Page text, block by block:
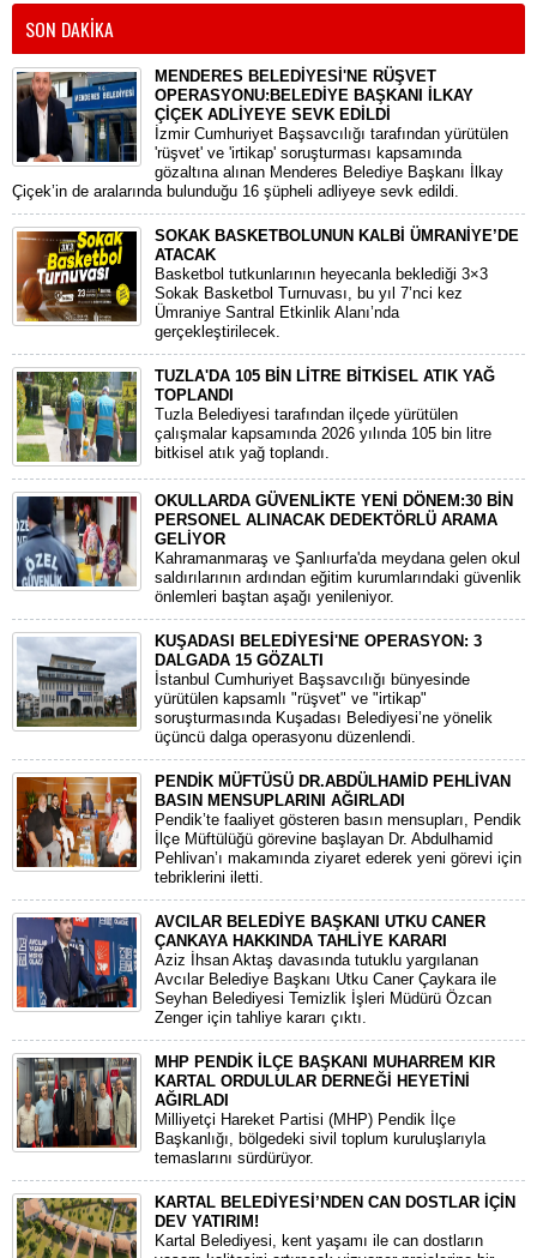
SON DAKİKA
MENDERES BELEDİYESİ'NE RÜŞVET
OPERASYONU:BELEDİYE BAŞKANI İLKAY
ÇİÇEK ADLİYEYE SEVK EDİLDİ
​İzmir Cumhuriyet Başsavcılığı tarafından yürütülen
'rüşvet' ve 'irtikap' soruşturması kapsamında
gözaltına alınan Menderes Belediye Başkanı İlkay
Çiçek’in de aralarında bulunduğu 16 şüpheli adliyeye sevk edildi.
SOKAK BASKETBOLUNUN KALBİ ÜMRANİYE’DE
ATACAK
Basketbol tutkunlarının heyecanla beklediği 3×3
Sokak Basketbol Turnuvası, bu yıl 7’nci kez
Ümraniye Santral Etkinlik Alanı’nda
gerçekleştirilecek.
TUZLA'DA 105 BİN LİTRE BİTKİSEL ATIK YAĞ
TOPLANDI
Tuzla Belediyesi tarafından ilçede yürütülen
çalışmalar kapsamında 2026 yılında 105 bin litre
bitkisel atık yağ toplandı.
OKULLARDA GÜVENLİKTE YENİ DÖNEM:30 BİN
PERSONEL ALINACAK DEDEKTÖRLÜ ARAMA
GELİYOR
​Kahramanmaraş ve Şanlıurfa'da meydana gelen okul
saldırılarının ardından eğitim kurumlarındaki güvenlik
önlemleri baştan aşağı yenileniyor.
KUŞADASI BELEDİYESİ'NE OPERASYON: 3
DALGADA 15 GÖZALTI
​İstanbul Cumhuriyet Başsavcılığı bünyesinde
yürütülen kapsamlı "rüşvet" ve "irtikap"
soruşturmasında Kuşadası Belediyesi’ne yönelik
üçüncü dalga operasyonu düzenlendi.
PENDİK MÜFTÜSÜ DR.ABDÜLHAMİD PEHLİVAN
BASIN MENSUPLARINI AĞIRLADI
​Pendik’te faaliyet gösteren basın mensupları, Pendik
İlçe Müftülüğü görevine başlayan Dr. Abdulhamid
Pehlivan’ı makamında ziyaret ederek yeni görevi için
tebriklerini iletti.
AVCILAR BELEDİYE BAŞKANI UTKU CANER
ÇANKAYA HAKKINDA TAHLİYE KARARI
​Aziz İhsan Aktaş davasında tutuklu yargılanan
Avcılar Belediye Başkanı Utku Caner Çaykara ile
Seyhan Belediyesi Temizlik İşleri Müdürü Özcan
Zenger için tahliye kararı çıktı.
MHP PENDİK İLÇE BAŞKANI MUHARREM KIR
KARTAL ORDULULAR DERNEĞİ HEYETİNİ
AĞIRLADI
​Milliyetçi Hareket Partisi (MHP) Pendik İlçe
Başkanlığı, bölgedeki sivil toplum kuruluşlarıyla
temaslarını sürdürüyor.
KARTAL BELEDİYESİ’NDEN CAN DOSTLAR İÇİN
DEV YATIRIM!
Kartal Belediyesi, kent yaşamı ile can dostların